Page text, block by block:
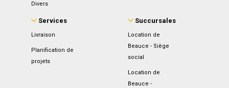
Divers
Services
Livraison
Planification de
projets
Succursales
Location de
Beauce - Siège
social
Location de
Beauce -